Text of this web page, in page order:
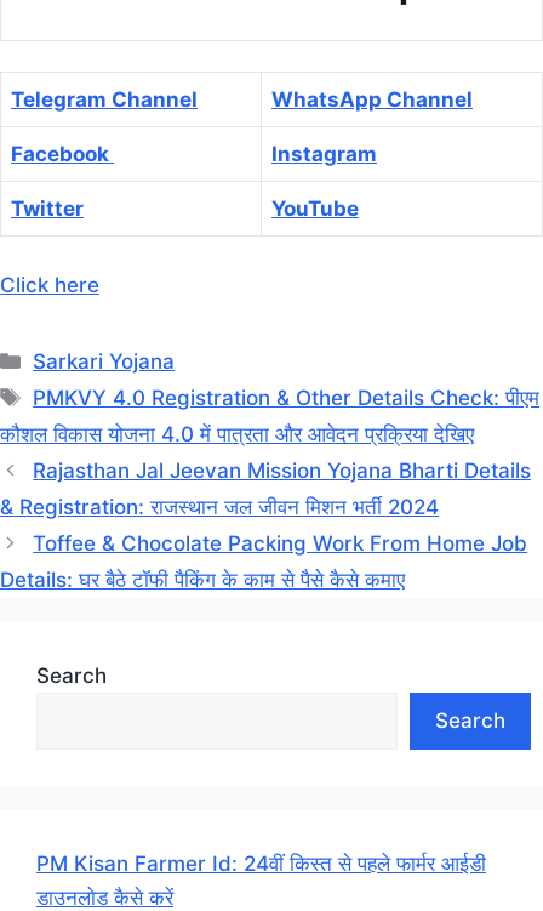
Telegram Channel WhatsApp Channel
Facebook Instagram
Twitter YouTube
Click here
Categories
Sarkari Yojana
Tags
PMKVY 4.0 Registration & Other Details Check: पीएम
कौशल विकास योजना 4.0 में पात्रता और आवेदन प्रक्रिया देखिए
Rajasthan Jal Jeevan Mission Yojana Bharti Details
& Registration: राजस्थान जल जीवन मिशन भर्ती 2024
Toffee & Chocolate Packing Work From Home Job
Details: घर बैठे टॉफी पैकिंग के काम से पैसे कैसे कमाए
Search
Search
PM Kisan Farmer Id: 24वीं किस्त से पहले फार्मर आईडी
डाउनलोड कैसे करें